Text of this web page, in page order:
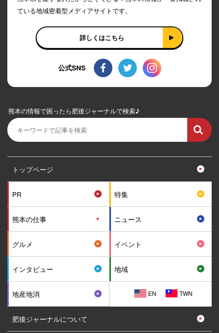
ている地域密着型メディアサイトです。
詳しくはこちら
公式SNS
熊本の情報で困ったら肥後ジャーナルで検索♪
トップページ
PR 特集
熊本の仕事 ニュース
グルメ イベント
インタビュー 地域
地産地消 EN TWN
肥後ジャーナルについて